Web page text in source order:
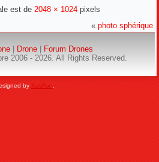
est de 2048 × 1024pixels
« photo sphérique
| Drone| Forum Drones
2006 - 2026. All Rights Reserved.
by XavFun